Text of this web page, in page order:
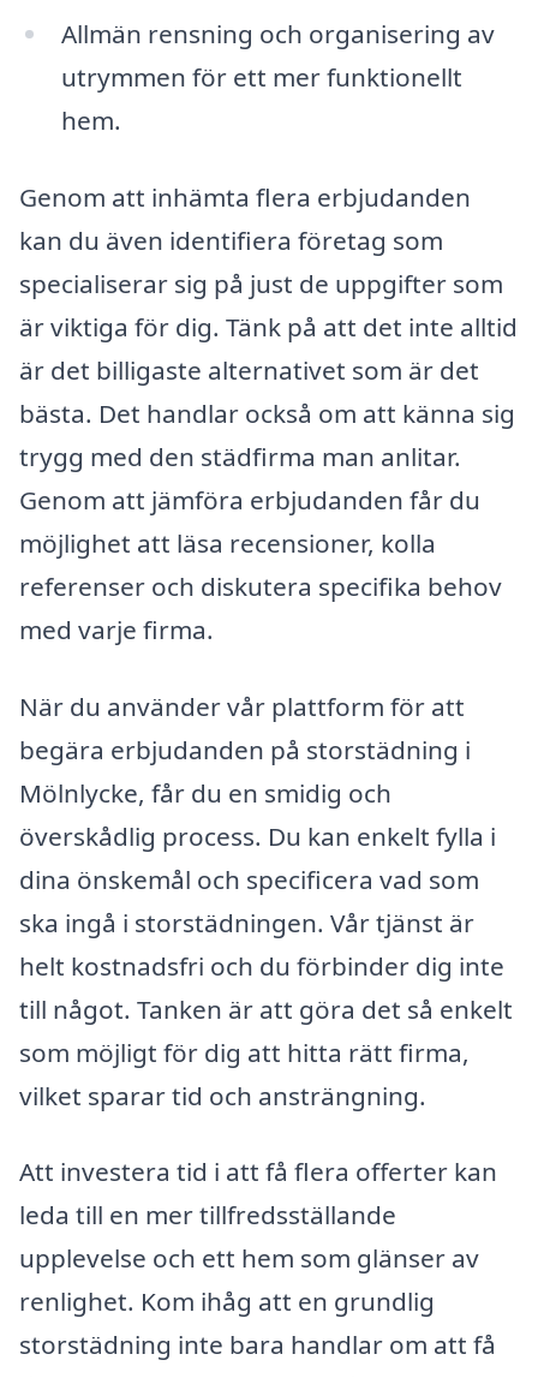
Allmän rensning och organisering av
utrymmen för ett mer funktionellt
hem.
Genom att inhämta flera erbjudanden
kan du även identifiera företag som
specialiserar sig på just de uppgifter som
är viktiga för dig. Tänk på att det inte alltid
är det billigaste alternativet som är det
bästa. Det handlar också om att känna sig
trygg med den städfirma man anlitar.
Genom att jämföra erbjudanden får du
möjlighet att läsa recensioner, kolla
referenser och diskutera specifika behov
med varje firma.
När du använder vår plattform för att
begära erbjudanden på storstädning i
Mölnlycke, får du en smidig och
överskådlig process. Du kan enkelt fylla i
dina önskemål och specificera vad som
ska ingå i storstädningen. Vår tjänst är
helt kostnadsfri och du förbinder dig inte
till något. Tanken är att göra det så enkelt
som möjligt för dig att hitta rätt firma,
vilket sparar tid och ansträngning.
Att investera tid i att få flera offerter kan
leda till en mer tillfredsställande
upplevelse och ett hem som glänser av
renlighet. Kom ihåg att en grundlig
storstädning inte bara handlar om att få